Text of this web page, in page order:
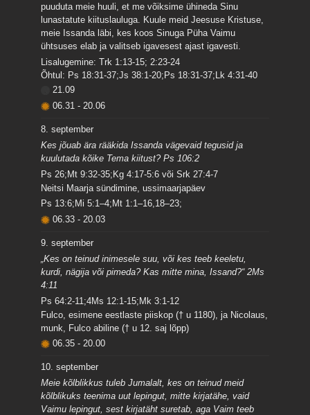
puuduta meie huuli, et me võiksime ühineda Sinu
lunastatute kiituslauluga. Kuule meid Jeesuse Kristuse,
meie Issanda läbi, kes koos Sinuga Püha Vaimu
ühtsuses elab ja valitseb igavesest ajast igavesti.
Lisalugemine: Trk 1:13-15; 2:23-24
Õhtul: Ps 18:31-37;Js 38:1-20;Ps 18:31-37;Lk 4:31-40
21.09
06.31-20.06
8. september
Kes jõuab ära rääkida Issanda vägevaid tegusid ja
kuulutada kõike Tema kiitust? Ps 106:2
Ps 26;Mt 9:32-35;Kg 4:17-5:6 või Srk 27:4-7
Neitsi Maarja sündimine, ussimaarjapäev
Ps 13:6;Mi 5:1–4;Mt 1:1–16,18–23;
06.33- 20.03
9. september
„Kes on teinud inimesele suu, või kes teeb keeletu,
kurdi, nägija või pimeda? Kas mitte mina, Issand?“ 2Ms
4:11
Ps 64:2-11;4Ms 12:1-15;Mk 3:1-12
Fulco, esimene eestlaste piiskop († u 1180), ja Nicolaus,
munk, Fulco abiline († u 12. saj lõpp)
06.35- 20.00
10. september
Meie kõlblikkus tuleb Jumalalt, kes on teinud meid
kõlblikuks teenima uut lepingut, mitte kirjatähe, vaid
Vaimu lepingut, sest kirjatäht suretab, aga Vaim teeb